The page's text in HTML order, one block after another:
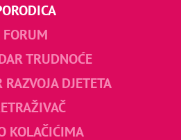
FORUM
TRUDNOĆE
RAZVOJA DJETETA
KOLAČIĆIMA